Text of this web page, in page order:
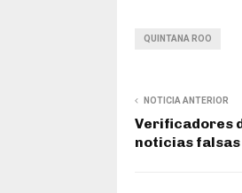
QUINTANA ROO
NOTICIA ANTERIOR
Verificadores
noticias falsas